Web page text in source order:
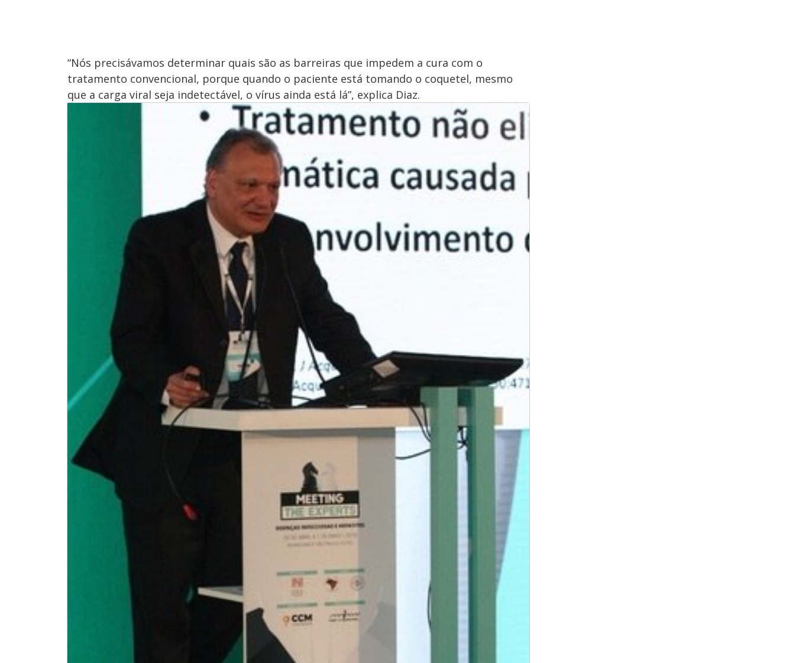
“Nós precisávamos determinar quais são as barreiras que impedem a cura com o
tratamento convencional, porque quando o paciente está tomando o coquetel, mesmo
que a carga viral seja indetectável, o vírus ainda está lá”, explica Diaz.